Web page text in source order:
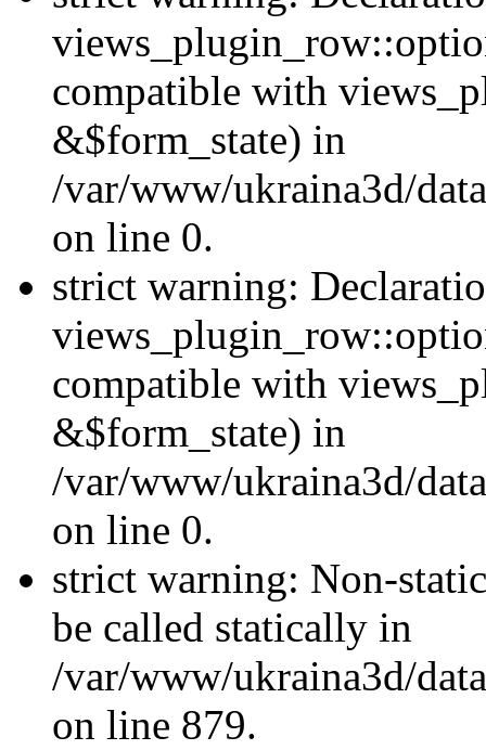
compatible with
&$form_state) in
/var/www/ukraina3d/
on line 0.
strict warning:
compatible with
&$form_state) in
/var/www/ukraina3d/
on line 0.
strict warning: Non-
be called statically in
/var/www/ukraina3d/
on line 879.